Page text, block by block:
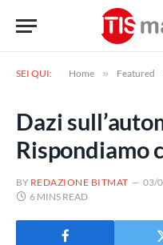
SEI QUI: Home » Featured
Dazi
Rispondiamo
BY REDAZIONE BITMAT 03/
6 MINS READ